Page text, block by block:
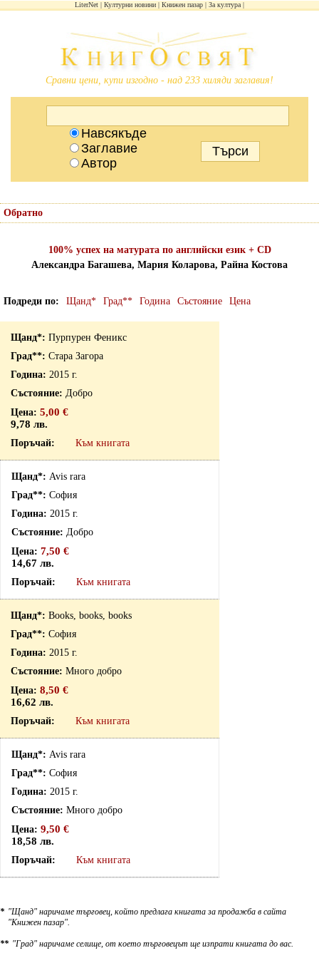
LiterNet Културни новини Книжен пазар За култура
Сравни цени, купи изгодно - над 233 хиляди заглавия!
Навсякъде
Заглавие
Автор
Обратно
100% успех на матурата по английски език + CD
Александра Багашева, Мария Коларова, Райна Костова
Подреди по Щанд* Град** Година Състояние Цена
Пурпурен Феникс
Стара Загора
2015 г.
Добро
5,00 €
9,78 лв.
Към книгата
Avis rara
София
2015 г.
Добро
7,50 €
14,67 лв.
Към книгата
Books, books, books
София
2015 г.
Много добро
8,50 €
16,62 лв.
Към книгата
Avis rara
София
2015 г.
Много добро
9,50 €
18,58 лв.
Към книгата
* "Щанд" наричаме търговец, който предлага книгата за продажба в сайта
"Книжен пазар".
** "Град" наричаме селище, от което търговецът ще изпрати книгата до вас.